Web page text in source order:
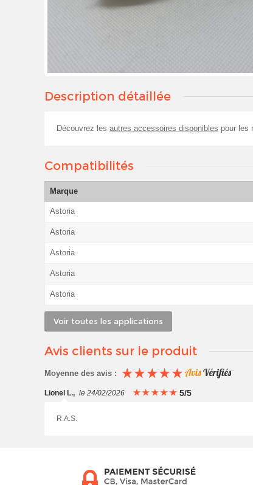
Description détaillée
Découvrez les autres accessoires disponibles pour les
Compatibilités
Marque
Astoria
Astoria
Astoria
Astoria
Astoria
Voir toutes les applications
Avis clients sur le produit
Moyenne des avis :
Lionel L., le 24/02/2026 5/5
R.A.S.